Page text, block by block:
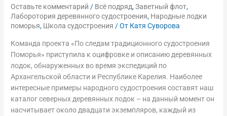
Оставьте комментарий / Всё подряд,Заветный флот,
Лаборотория деревянного судостроения, Народные лодки
поморья, Школа судостроения / От Катя Суворова
Команда проекта «По следам традиционного судостроения
Поморья» приступила к оцифровке и описанию деревянных
лодок, обнаруженных во время экспедиций по
Архангельской области и Республике Карелия. Наиболее
интересные примеры народного судостроения составят наш
каталог северных деревянных лодок – на данный момент он
насчитывает около двадцати экземпляров, каждый из